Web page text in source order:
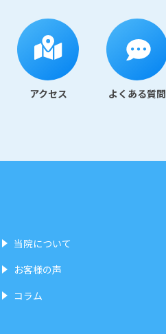
アクセス よくある質問
当院について
お客様の声
コラム